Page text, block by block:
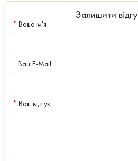
Залишити
* Ваше ім'я:
Ваш E-Mail:
* Ваш відгук: